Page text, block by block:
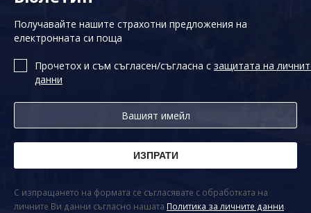
Получавайте нашите страхотни предложения на
електронната си поща
Прочетох и съм съгласен/съгласна с защитата на
данни
С изпращането на формата се съгласявате с обработката на
личните Ви данни съгласно нашата Политика за личните данни.